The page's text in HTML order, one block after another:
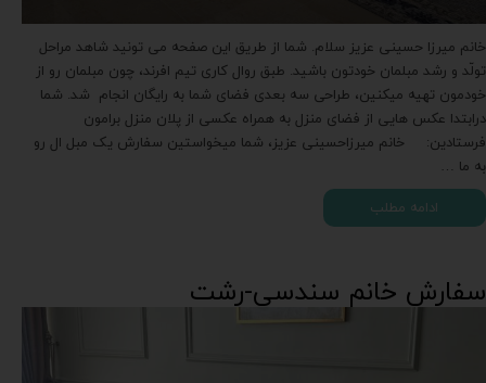
خانم میرزا حسینی عزیز سلام. شما از طریق این صفحه می تونید شاهد مراحل
تولّد و رشد مبلمان خودتون باشید. طبق روال کاری تیم افرند، چون مبلمان رو از
خودمون تهیه میکنین، طراحی سه بعدی فضای شما به رایگان انجام شد. شما
درابتدا عکس هایی از فضای منزل به همراه عکسی از پلان منزل برامون
فرستادین: خانم میرزاحسینی عزیز، شما میخواستین سفارش یک مبل ال رو
به ما …
ادامه مطلب
سفارش خانم سندسی-رشت